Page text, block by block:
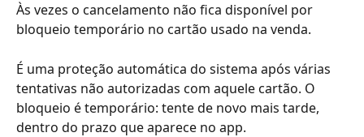
Às vezes o cancelamento não fica disponível por
bloqueio temporário no cartão usado na venda.
É uma proteção automática do sistema após várias
tentativas não autorizadas com aquele cartão. O
bloqueio é temporário: tente de novo mais tarde,
dentro do prazo que aparece no app.